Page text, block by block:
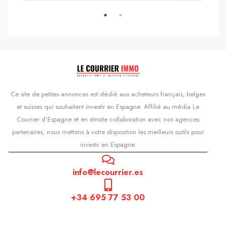
Ce site de petites annonces est dédié aux acheteurs français, belges
et suisses qui souhaitent investir en Espagne. Affilié au média Le
Courrier d'Espagne et en étroite collaboration avec nos agences
partenaires, nous mettons à votre disposition les meilleurs outils pour
investir en Espagne.
info@lecourrier.es
+34 695 77 53 00